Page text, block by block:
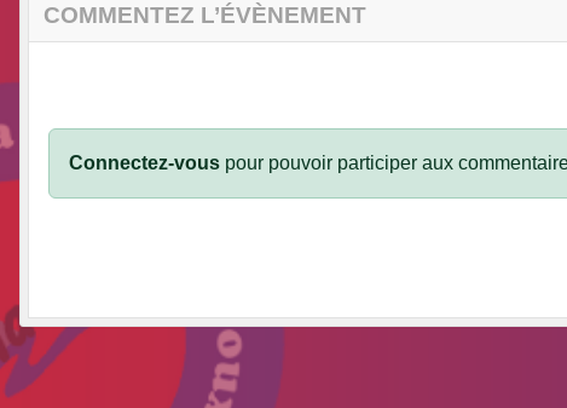
COMMENTEZ L’ÉVÈNEMENT
Connectez-vous pour pouvoir participer aux